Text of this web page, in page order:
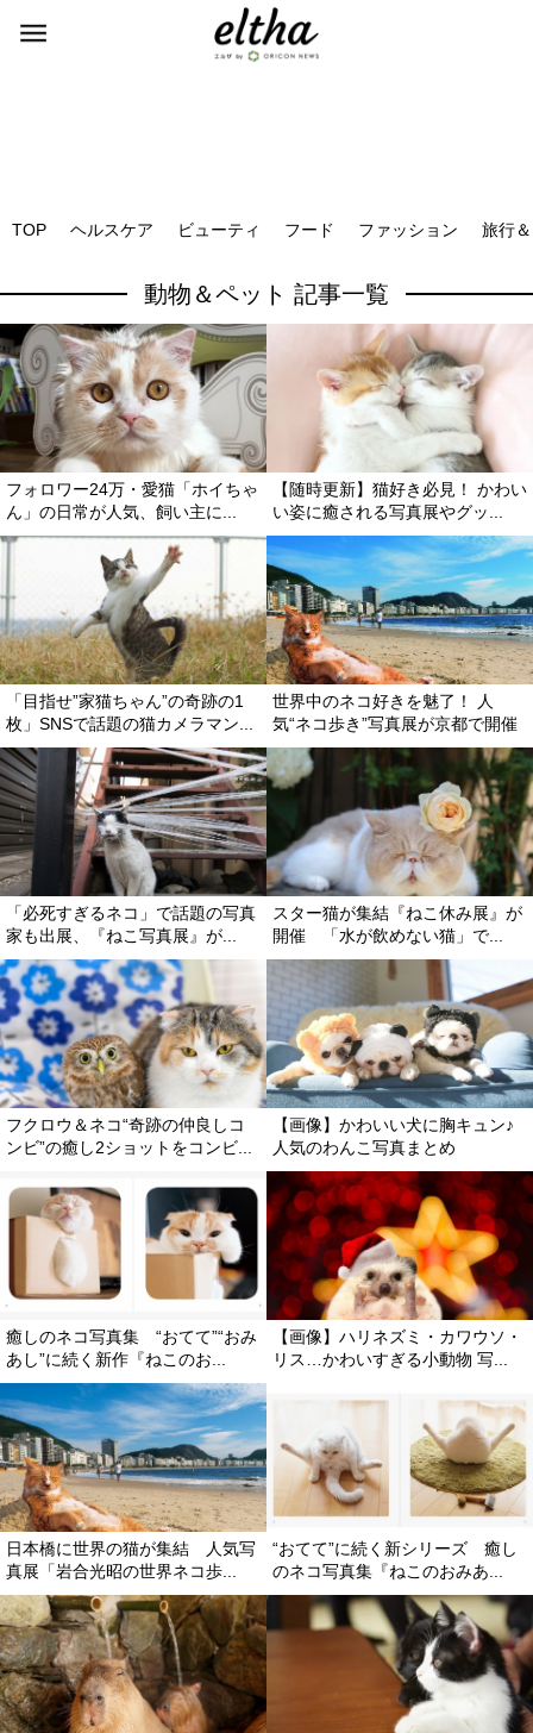
TOP ヘルスケア ビューティ フード ファッション 旅行
動物＆ペット 記事一覧
フォロワー24万・愛猫「ホイちゃ
ん」の日常が人気、飼い主に...
【随時更新】猫好き必見！ かわい
い姿に癒される写真展やグッ...
「目指せ”家猫ちゃん”の奇跡の1
枚」SNSで話題の猫カメラマン...
世界中のネコ好きを魅了！ 人
気“ネコ歩き”写真展が京都で開催
「必死すぎるネコ」で話題の写真
家も出展、『ねこ写真展』が...
スター猫が集結『ねこ休み展』が
開催 「水が飲めない猫」で...
フクロウ＆ネコ“奇跡の仲良しコ
ンビ”の癒し2ショットをコンビ...
【画像】かわいい犬に胸キュン♪
人気のわんこ写真まとめ
癒しのネコ写真集 “おてて”“おみ
あし”に続く新作『ねこのお...
【画像】ハリネズミ・カワウソ・
リス…かわいすぎる小動物 写...
日本橋に世界の猫が集結 人気写
真展「岩合光昭の世界ネコ歩...
“おてて”に続く新シリーズ 癒し
のネコ写真集『ねこのおみあ...